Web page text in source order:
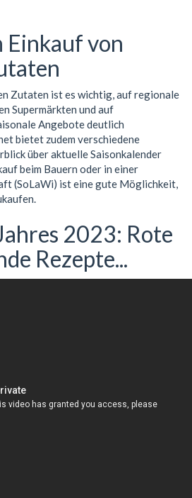
Einkauf von
Zutaten ist es wichtig, auf regionale
Supermärkten und auf
Angebote deutlich
bietet zudem verschiedene
über aktuelle Saisonkalender
beim Bauern oder in einer
(SoLaWi) ist eine gute Möglichkeit,
2023: Rote
Rezepte...